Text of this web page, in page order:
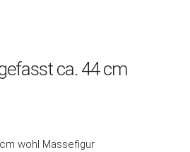
ca. 44 cm
wohl Massefigur